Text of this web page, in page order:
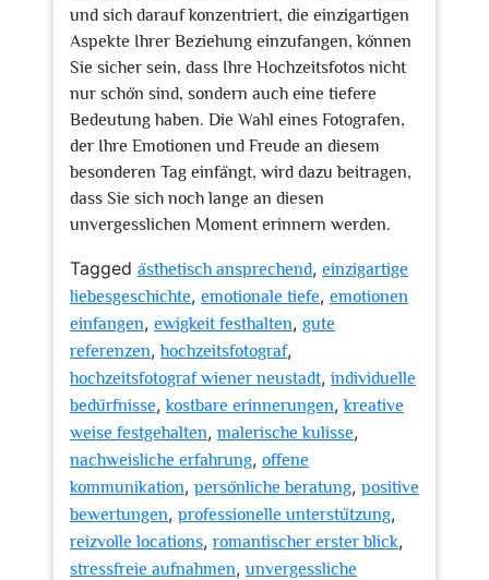
und sich darauf konzentriert, die einzigartigen
Aspekte Ihrer Beziehung einzufangen, können
Sie sicher sein, dass Ihre Hochzeitsfotos nicht
nur schön sind, sondern auch eine tiefere
Bedeutung haben. Die Wahl eines Fotografen,
der Ihre Emotionen und Freude an diesem
besonderen Tag einfängt, wird dazu beitragen,
dass Sie sich noch lange an diesen
unvergesslichen Moment erinnern werden.
Tagged ästhetisch ansprechend, einzigartige
liebesgeschichte, emotionale tiefe, emotionen
einfangen, ewigkeit festhalten, gute
referenzen,hochzeitsfotograf,
hochzeitsfotograf wiener neustadt, individuelle
bedürfnisse,kostbare erinnerungen,kreative
weise festgehalten, malerische kulisse,
nachweisliche erfahrung, offene
kommunikation, persönliche beratung, positive
bewertungen, professionelle unterstützung,
reizvolle locations, romantischer erster blick,
stressfreie aufnahmen, unvergessliche